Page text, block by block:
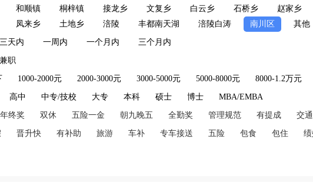
和顺镇 桐梓镇 接龙乡 文复乡 白云乡 石桥乡 赵家乡
凤来乡 土地乡 涪陵 丰都南天湖 涪陵白涛 南川区 其他
三天内 一周内 一个月内 三个月内
兼职
1000-2000元 2000-3000元 3000-5000元 5000-8000元 8000-1.2万元
高中 中专/技校 大专 本科 硕士 博士 MBA/EMBA
年终奖 双休 五险一金 朝九晚五 全勤奖 管理规范 有提成 交
晋升快 有补助 旅游 车补 专车接送 五险 包食 包住